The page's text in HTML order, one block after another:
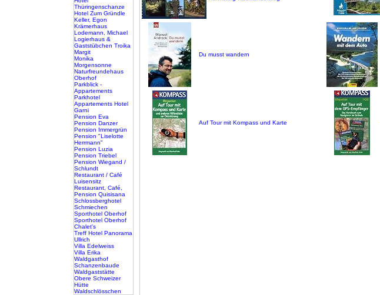
Thüringenschanze
Hotel Zum Gründle
Keller, Egon
Krämerhaus
Lodemann, Michael
Logierhaus &
Gaststübchen Troika
Margit
Monika
Morgensonne
Naturfreundehaus
Oberhof
Parkblick -
Appartements
Parkhotel
Appartements Hotel
Garni
Pension Eva
Pension Danzer
Pension Immergrün
Pension "Liselotte
Herrmann"
Pension Luzia
Pension Triebel
Pension Wiegand /
Schlundt
Restaurant / Café
Luisensitz
Restaurant, Café,
Pension Quisisana
Schlossberghotel
Schmiechen
Sporthotel Oberhof
Sporthotel Oberhof
Chalet's
Treff Hotel Panorama
Ullrich
Villa Edelweiss
Villa Erika
Waldgasthof
Schanzenbaude
Waldgaststätte
Obere Schweizer
Hütte
Waldschlösschen
Du musst wandern
Auf Tour mit Kompass und Karte